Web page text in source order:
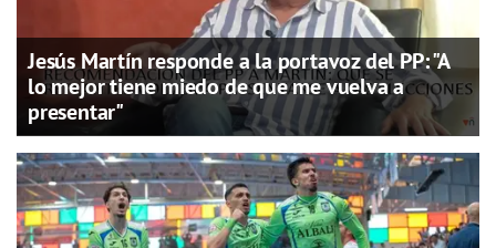
Jesús Martín responde a la portavoz del PP: "A
lo mejor tiene miedo de que me vuelva a
presentar"